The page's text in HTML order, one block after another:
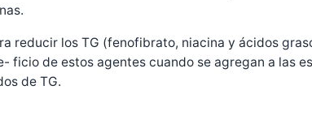
reducir los TG (fenofibrato, niacina y ácidos
de estos agentes cuando se agregan a las
de TG.